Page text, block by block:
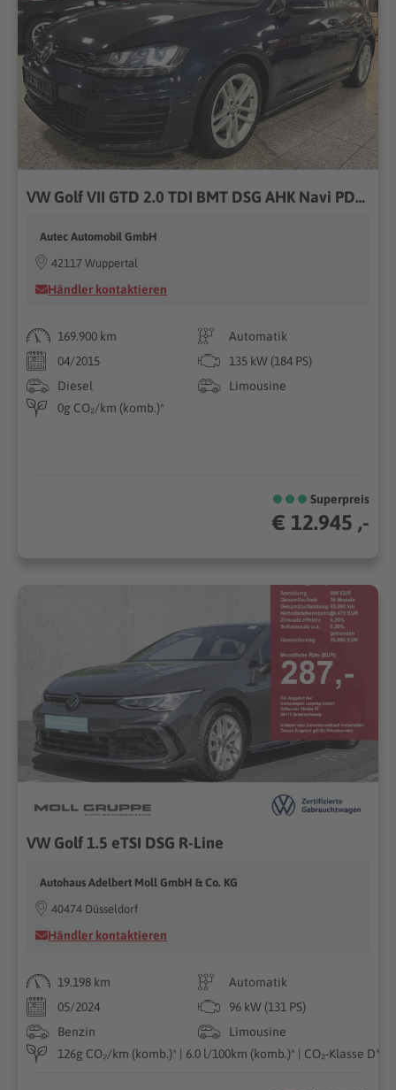
VW Golf VII GTD 2.0 TDI BMT DSG AHK Navi PDC XENON
Autec Automobil GmbH
42117 Wuppertal
Händler kontaktieren
169.900 km
Automatik
04/2015
135 kW (184 PS)
Diesel
Limousine
0g CO₂/km (komb.)*
Superpreis
€ 12.945 ,-
VW Golf 1.5 eTSI DSG R-Line
Autohaus Adelbert Moll GmbH & Co. KG
40474 Düsseldorf
Händler kontaktieren
19.198 km
Automatik
05/2024
96 kW (131 PS)
Benzin
Limousine
126g CO₂/km (komb.)* | 6.0 l/100km (komb.)* | CO₂-Klasse D*